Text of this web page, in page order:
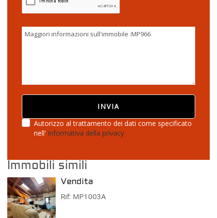
Autorizzo al trattamento dei dati come specificato
nell' informativa della privacy
Immobili simili
Vendita
Rif: MP1003A